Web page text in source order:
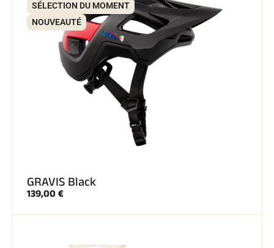
SÉLECTION DU MOMENT
NOUVEAUTÉ
GRAVIS Black
139,00 €